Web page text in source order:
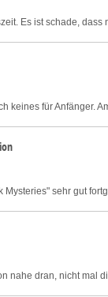
Es ist schade,
keines für Anfänger.
Mysteries" sehr gut
nahe dran, nicht mal